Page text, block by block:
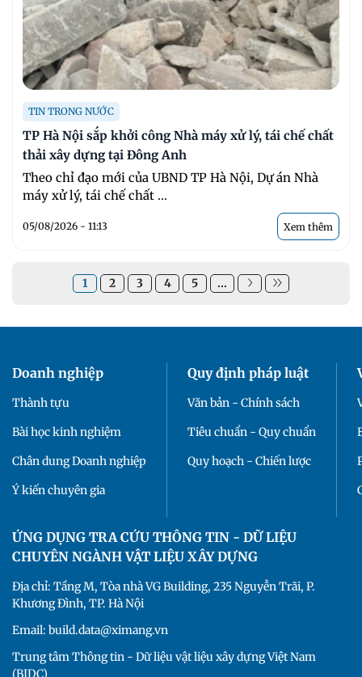
TIN TRONG NƯỚC
TP Hà Nội sắp khởi công Nhà máy xử lý, tái chế chất
thải xây dựng tại Đông Anh
Theo chỉ đạo mới của UBND TP Hà Nội, Dự án Nhà
máy xử lý, tái chế chất ...
05/08/2026 - 11:13 Xem thêm
1 2 3 4 5 ...
Doanh nghiệp
Thành tựu
Bài học kinh nghiệm
Chân dung Doanh nghiệp
Ý kiến chuyên gia
Quy định pháp luật
Văn bản - Chính sách
Tiêu chuẩn - Quy chuẩn
Quy hoạch - Chiến lược
ỨNG DỤNG TRA CỨU THÔNG TIN - DỮ LIỆU
CHUYÊN NGÀNH VẬT LIỆU XÂY DỰNG
Địa chỉ: Tầng M, Tòa nhà VG Building, 235 Nguyễn Trãi, P.
Khương Đình, TP. Hà Nội
Email: build.data@ximang.vn
Trung tâm Thông tin - Dữ liệu vật liệu xây dựng Việt Nam
(BIDC)